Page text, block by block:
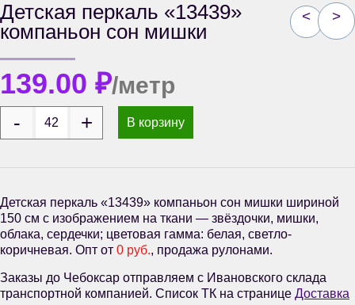
< >
Детская перкаль «13439»
компаньон сон мишки
139.00 ₽/метр
В корзину
Детская перкаль «13439» компаньон сон мишки шириной
150 см с изображением на ткани — звёздочки, мишки,
облака, сердечки; цветовая гамма: белая, светло-
коричневая. Опт от 0 руб., продажа рулонами.
Заказы до Чебоксар отправляем с Ивановского склада
транспортной компанией. Список ТК на странице Доставка